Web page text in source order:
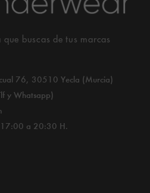
buscas de tus marcas
76, 30510 Yecla (Murcia)
y Whatsapp)
a 20:30 H.